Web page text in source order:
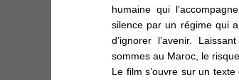
humaine qui
silence par un régime qui
d’ignorer l’avenir.
sommes au Maroc, le
Le film s’ouvre sur un